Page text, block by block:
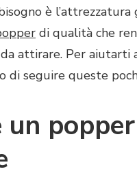
è
di qualità che
attirare. Per aiutarti
di seguire queste
un